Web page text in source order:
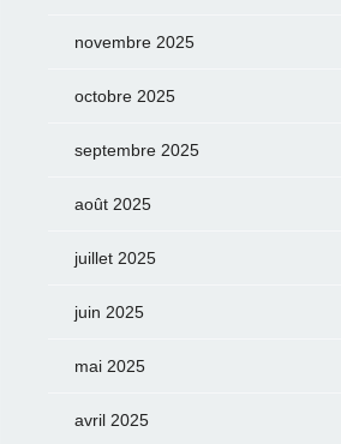
novembre 2025
octobre 2025
septembre 2025
août 2025
juillet 2025
juin 2025
mai 2025
avril 2025